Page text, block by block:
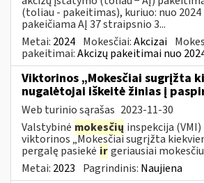
(toliau - pakeitimas), kuriuo: nuo 2024
pakeičiama AĮ 37 straipsnio 3...
Metai: 2024 Mokesčiai:Akcizai
pakeitimai:Akcizų pakeitimai nuo
Viktorinos „Mokesčiai sugrįžta
nugalėtojai iškeitė žinias į
Web turinio sąrašas 2023-11-30
Valstybinė mokesčių inspekcija
viktorinos „Mokesčiai sugrįžta
pergalę pasiekė irgeriausiai
Metai: 2023 Pagrindinis: Naujiena